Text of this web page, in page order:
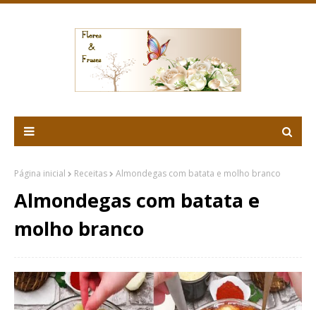
Página inicial Receitas Almondegas com batata e molho branco
Almondegas com batata e
molho branco